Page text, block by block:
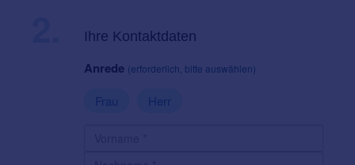
Ihre Kontaktdaten
Anrede (erforderlich, bitte auswählen)
Frau Herr